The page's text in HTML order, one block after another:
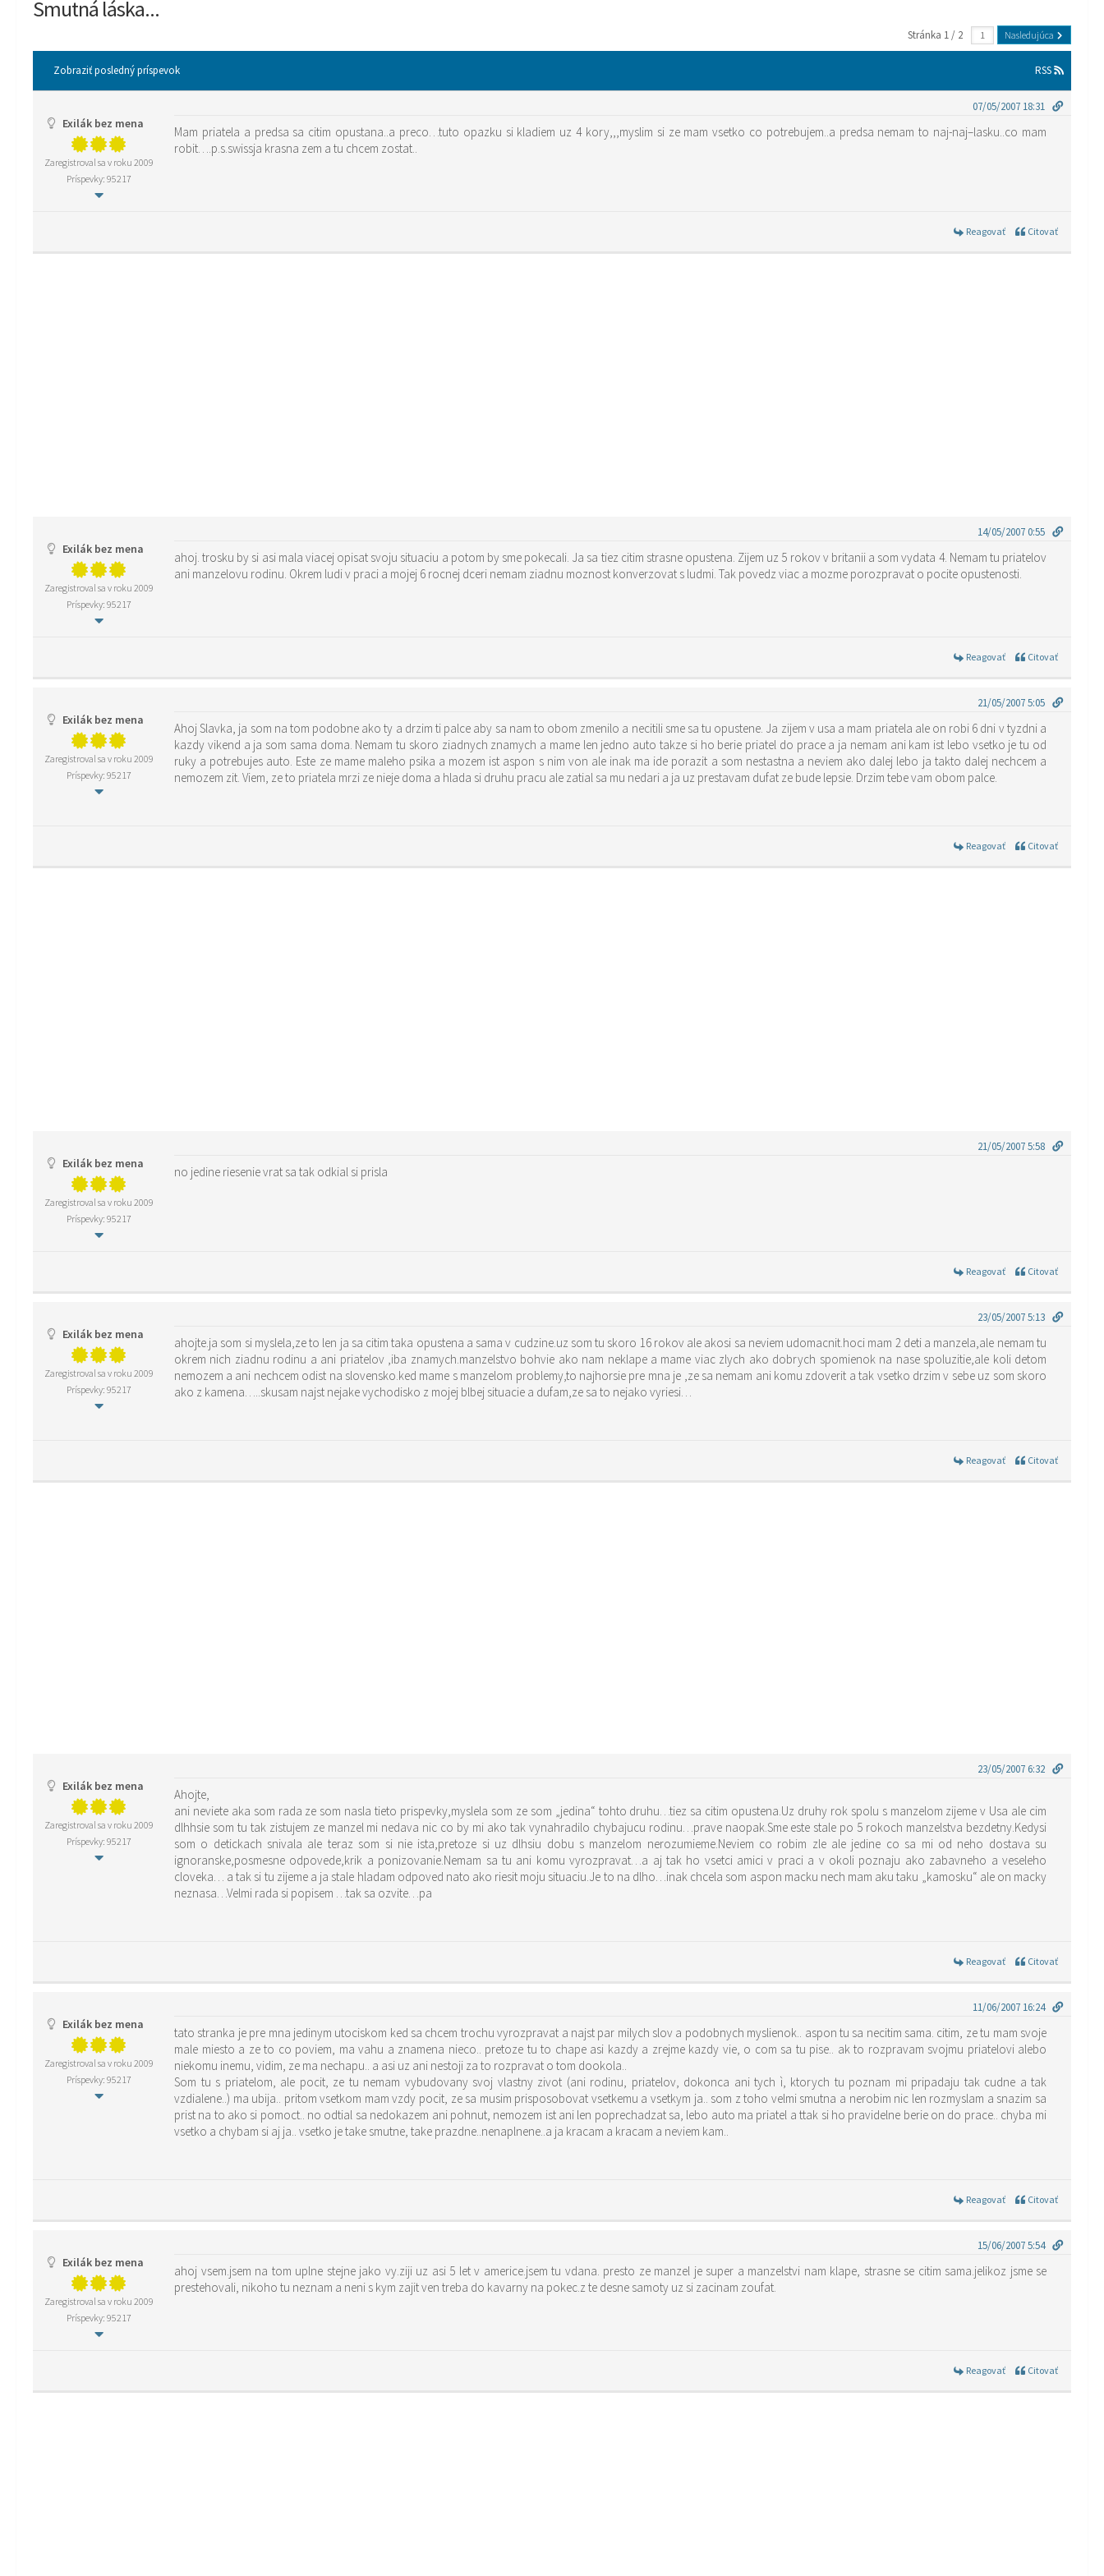
Smutná láska...
Stránka 1 / 2 Nasledujúca
Zobraziť posledný príspevok RSS
Exilák bez mena
Zaregistroval sa v roku 2009
Príspevky: 95217
07/05/2007 18:31
Mam priatela a predsa sa citim opustana..a preco…tuto opazku si kladiem uz 4 kory,,,myslim si ze mam vsetko co potrebujem..a predsa nemam to naj-naj–lasku..co mam
robit….p.s.swissja krasna zem a tu chcem zostat..
Reagovať Citovať
Exilák bez mena
Zaregistroval sa v roku 2009
Príspevky: 95217
14/05/2007 0:55
ahoj. trosku by si asi mala viacej opisat svoju situaciu a potom by sme pokecali. Ja sa tiez citim strasne opustena. Zijem uz 5 rokov v britanii a som vydata 4. Nemam tu priatelov
ani manzelovu rodinu. Okrem ludi v praci a mojej 6 rocnej dceri nemam ziadnu moznost konverzovat s ludmi. Tak povedz viac a mozme porozpravat o pocite opustenosti.
Reagovať Citovať
Exilák bez mena
Zaregistroval sa v roku 2009
Príspevky: 95217
21/05/2007 5:05
Ahoj Slavka, ja som na tom podobne ako ty a drzim ti palce aby sa nam to obom zmenilo a necitili sme sa tu opustene. Ja zijem v usa a mam priatela ale on robi 6 dni v tyzdni a
kazdy vikend a ja som sama doma. Nemam tu skoro ziadnych znamych a mame len jedno auto takze si ho berie priatel do prace a ja nemam ani kam ist lebo vsetko je tu od
ruky a potrebujes auto. Este ze mame maleho psika a mozem ist aspon s nim von ale inak ma ide porazit a som nestastna a neviem ako dalej lebo ja takto dalej nechcem a
nemozem zit. Viem, ze to priatela mrzi ze nieje doma a hlada si druhu pracu ale zatial sa mu nedari a ja uz prestavam dufat ze bude lepsie. Drzim tebe vam obom palce.
Reagovať Citovať
Exilák bez mena
Zaregistroval sa v roku 2009
Príspevky: 95217
21/05/2007 5:58
no jedine riesenie vrat sa tak odkial si prisla
Reagovať Citovať
Exilák bez mena
Zaregistroval sa v roku 2009
Príspevky: 95217
23/05/2007 5:13
ahojte.ja som si myslela,ze to len ja sa citim taka opustena a sama v cudzine.uz som tu skoro 16 rokov ale akosi sa neviem udomacnit.hoci mam 2 deti a manzela,ale nemam tu
okrem nich ziadnu rodinu a ani priatelov ,iba znamych.manzelstvo bohvie ako nam neklape a mame viac zlych ako dobrych spomienok na nase spoluzitie,ale koli detom
nemozem a ani nechcem odist na slovensko.ked mame s manzelom problemy,to najhorsie pre mna je ,ze sa nemam ani komu zdoverit a tak vsetko drzim v sebe uz som skoro
ako z kamena…..skusam najst nejake vychodisko z mojej blbej situacie a dufam,ze sa to nejako vyriesi…
Reagovať Citovať
Exilák bez mena
Zaregistroval sa v roku 2009
Príspevky: 95217
23/05/2007 6:32
Ahojte,
ani neviete aka som rada ze som nasla tieto prispevky,myslela som ze som „jedina“ tohto druhu…tiez sa citim opustena.Uz druhy rok spolu s manzelom zijeme v Usa ale cim
dlhhsie som tu tak zistujem ze manzel mi nedava nic co by mi ako tak vynahradilo chybajucu rodinu…prave naopak.Sme este stale po 5 rokoch manzelstva bezdetny.Kedysi
som o detickach snivala ale teraz som si nie ista,pretoze si uz dlhsiu dobu s manzelom nerozumieme.Neviem co robim zle ale jedine co sa mi od neho dostava su
ignoranske,posmesne odpovede,krik a ponizovanie.Nemam sa tu ani komu vyrozpravat…a aj tak ho vsetci amici v praci a v okoli poznaju ako zabavneho a veseleho
cloveka… a tak si tu zijeme a ja stale hladam odpoved nato ako riesit moju situaciu.Je to na dlho…inak chcela som aspon macku nech mam aku taku „kamosku“ ale on macky
neznasa…Velmi rada si popisem …tak sa ozvite…pa
Reagovať Citovať
Exilák bez mena
Zaregistroval sa v roku 2009
Príspevky: 95217
11/06/2007 16:24
tato stranka je pre mna jedinym utociskom ked sa chcem trochu vyrozpravat a najst par milych slov a podobnych myslienok.. aspon tu sa necitim sama. citim, ze tu mam svoje
male miesto a ze to co poviem, ma vahu a znamena nieco.. pretoze tu to chape asi kazdy a zrejme kazdy vie, o com sa tu pise.. ak to rozpravam svojmu priatelovi alebo
niekomu inemu, vidim, ze ma nechapu.. a asi uz ani nestoji za to rozpravat o tom dookola..
Som tu s priatelom, ale pocit, ze tu nemam vybudovany svoj vlastny zivot (ani rodinu, priatelov, dokonca ani tych ì, ktorych tu poznam mi pripadaju tak cudne a tak
vzdialene..) ma ubija.. pritom vsetkom mam vzdy pocit, ze sa musim prisposobovat vsetkemu a vsetkym ja.. som z toho velmi smutna a nerobim nic len rozmyslam a snazim sa
prist na to ako si pomoct.. no odtial sa nedokazem ani pohnut, nemozem ist ani len poprechadzat sa, lebo auto ma priatel a ttak si ho pravidelne berie on do prace.. chyba mi
vsetko a chybam si aj ja.. vsetko je take smutne, take prazdne..nenaplnene..a ja kracam a kracam a neviem kam..
Reagovať Citovať
Exilák bez mena
Zaregistroval sa v roku 2009
Príspevky: 95217
15/06/2007 5:54
ahoj vsem.jsem na tom uplne stejne jako vy.ziji uz asi 5 let v americe.jsem tu vdana. presto ze manzel je super a manzelstvi nam klape, strasne se citim sama.jelikoz jsme se
prestehovali, nikoho tu neznam a neni s kym zajit ven treba do kavarny na pokec.z te desne samoty uz si zacinam zoufat.
Reagovať Citovať